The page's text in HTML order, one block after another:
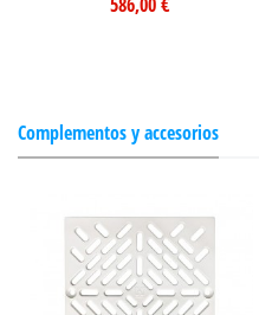
Complementos y accesorios